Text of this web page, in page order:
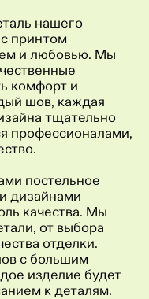
нашего
принтом
и любовью. Мы
комфорт и
шов, каждая
тщательно
профессионалами,
постельное
дизайнами
качества. Мы
от выбора
отделки.
с большим
изделие будет
к деталям.